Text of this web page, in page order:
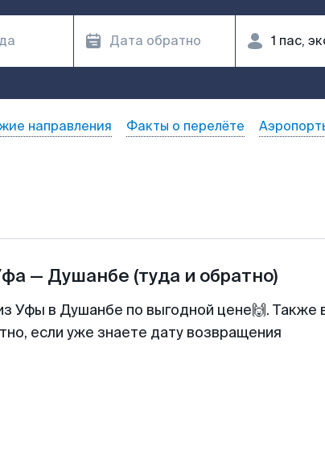
направления Факты о перелёте
— Душанбе (туда и обратно)
Уфы в Душанбе по выгодной цене🙌.
если уже знаете дату возвращения